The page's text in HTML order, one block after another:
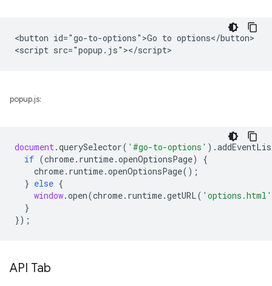
<button id="go-to-options">Go to options</button>
popup.js:
document .querySelector( '#go-to-options' ).
if (chrome. runtime.openOptionsPage)
{
chrome. runtime.openOptionsPage();
} else {
window.open(chrome. runtime.getURL( 'options.html'
}
});
API Tab